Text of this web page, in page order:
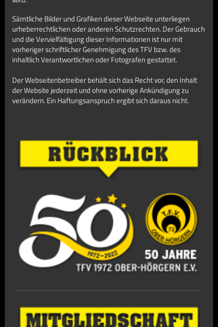
Sämtliche Bilder und Grafiken dieser Webseite unterliegen
urheberrechtlichen oder anderen Schutzrechten. Der Gebrauch
und die Vervielfältigung dieser Informationen ist nur mit
vorheriger schriftlicher Genehmigung des TFV bzw. des
inhaltlich Verantwortlichen oder Fotografen gestattet.
Der Webseitenbetreiber behält sich das Recht vor, den Inhalt
der Website jederzeit und ohne vorherige Ankündigung zu
verändern. Ein Haftungsanspruch ergibt sich daraus nicht.